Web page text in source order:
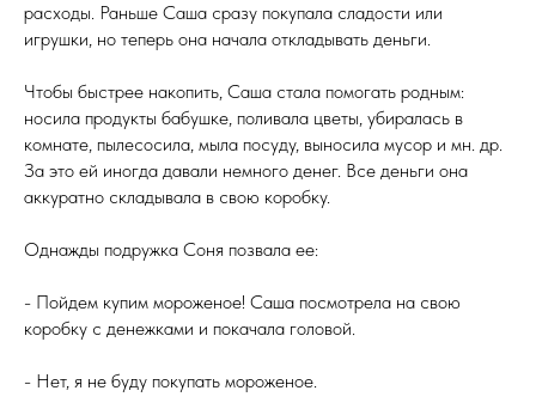
расходы. Раньше Саша сразу покупала сладости или
игрушки, но теперь она начала откладывать деньги.
Чтобы быстрее накопить, Саша стала помогать родным:
носила продукты бабушке, поливала цветы, убиралась в
комнате, пылесосила, мыла посуду, выносила мусор и мн. др.
За это ей иногда давали немного денег. Все деньги она
аккуратно складывала в свою коробку.
Однажды подружка Соня позвала ее:
- Пойдем купим мороженое! Саша посмотрела на свою
коробку с денежками и покачала головой.
- Нет, я не буду покупать мороженое.